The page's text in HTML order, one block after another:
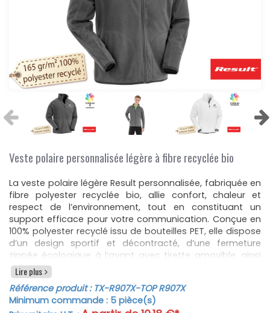
Veste polaire personnalisée légère à fibre recyclée bio
La veste polaire légère Result personnalisée, fabriquée en
fibre polyester recyclée bio, allie confort, chaleur et
respect de l’environnement, tout en constituant un
support efficace pour votre communication. Conçue en
100% polyester recyclé issu de bouteilles PET, elle dispose
d’un design sportif et décontracté, d’une fermeture
zippée écologique à l’avant avec tirette amovible, ainsi
que de bords gansés moelleux aux poignets et à la taille
pour un ajustement confortable. Disponible du S au XXL
et en 5 coloris, cette veste s’intègre parfaitement dans
une gamme devestes polaires écoresponsables
Lire plus
Référence produit : TX-R907X-TOP R907X
Minimum commande : 5 pièce(s)